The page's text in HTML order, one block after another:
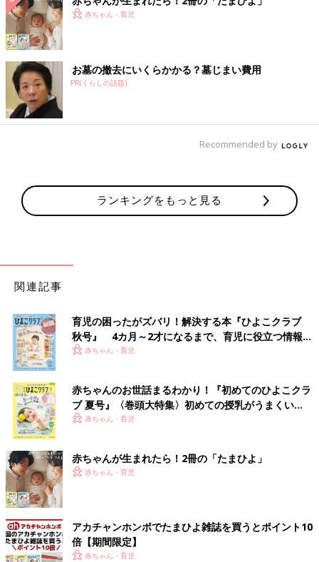
赤ちゃん・育児
お墓の撤去にいくらかかる？墓じまい費用
PR(くらしの話題)
Recommended by
ランキングをもっと見る
関連記事
育児の困ったがズバリ！解決する本『ひよこクラブ
秋号』 4カ月～2才になるまで、育児に役立つ情報が
いっぱい！
赤ちゃん・育児
赤ちゃんのお世話まるわかり！『初めてのひよこクラ
ブ 夏号』〈巻頭大特集〉初めての授乳がうまくい
く！ おっぱい・ミルクの基本と夏のトラブル 解決テ
赤ちゃん・育児
赤ちゃんが生まれたら！2冊の「たまひよ」
赤ちゃん・育児
アカチャンホンポでたまひよ雑誌を買うとポイント10
倍【期間限定】
赤ちゃん・育児